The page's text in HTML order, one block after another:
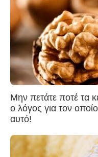
Μην πετάτε ποτέ τα
ο λόγος για τον
αυτό!